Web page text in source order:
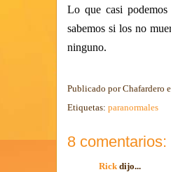
Lo que casi
sabemos si los no
ninguno.
Publicado porChafardero
Etiquetas: paranormales
8 comentarios:
Rick dijo...